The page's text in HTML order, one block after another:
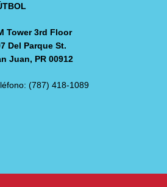
Tower 3rd Floor
Del Parque St.
Juan, PR 00912
(787) 418-1089